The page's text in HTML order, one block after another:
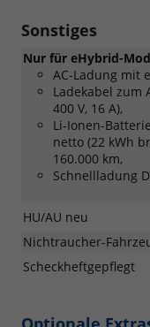
Sonstiges
Nur für eHybrid-
AC-Ladung mit
Ladekabel zum
400 V, 16 A),
Li-Ionen-
netto (22 kWh
160.000 km,
Schnellladung
HU/AU neu
Nichtraucher-
Scheckheftgepflegt